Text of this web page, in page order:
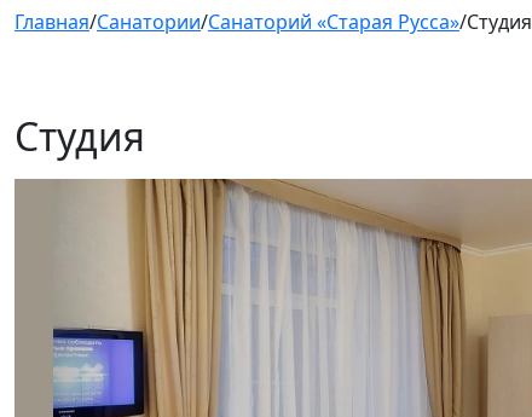
Главная/Санатории/Санаторий «Старая Русса»/Студия
Студия